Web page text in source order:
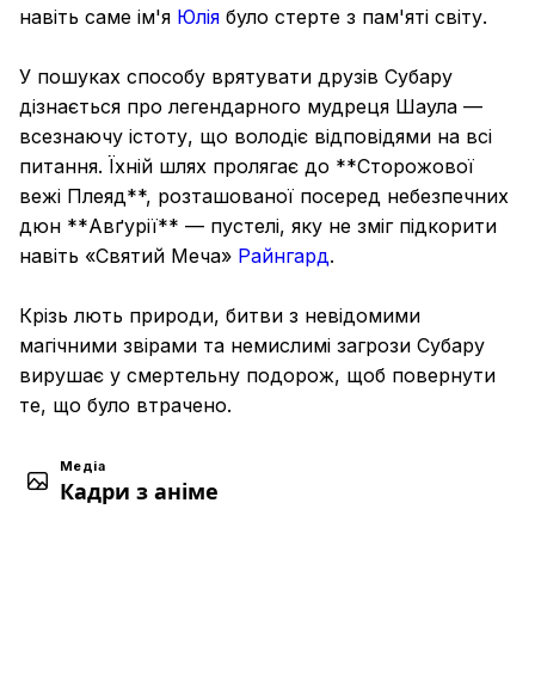
навіть саме ім'я Юлія було стерте з пам'яті світу.
У пошуках способу врятувати друзів Субару
дізнається про легендарного мудреця Шаула —
всезнаючу істоту, що володіє відповідями на всі
питання. Їхній шлях пролягає до **Сторожової
вежі Плеяд**, розташованої посеред небезпечних
дюн **Авґурії** — пустелі, яку не зміг підкорити
навіть «Святий Меча» Райнгард.
Крізь лють природи, битви з невідомими
магічними звірами та немислимі загрози Субару
вирушає у смертельну подорож, щоб повернути
те, що було втрачено.
Медіа
Кадри з аніме